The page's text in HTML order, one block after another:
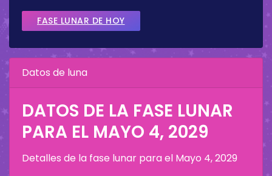
FASE LUNAR DE HOY
Datos de luna
DATOS DE LA FASE LUNAR
PARA EL MAYO 4, 2029
Detalles de la fase lunar para el Mayo 4, 2029